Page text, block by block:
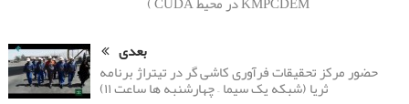
بعدی
حضور مرکز تحقیقات فرآوری کاشی گر در تیتراژ برنامه
ثریا (شبکه یک سیما – چهارشنبه ها ساعت ۱۱)